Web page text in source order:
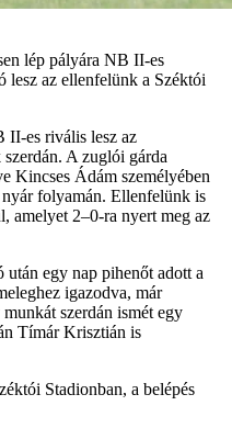
lép pályára NB II-es
az ellenfelünk a Széktói
II-es rivális lesz az
A zuglói gárda
Kincses Ádám személyében
nyár folyamán. Ellenfelünk is
amelyet 2–0-ra nyert meg az
egy nap pihenőt adott a
igazodva, már
szerdán ismét egy
Tímár Krisztián is
Stadionban, a belépés